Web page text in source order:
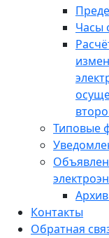
Часы
Типовые
Контакты
Обратная